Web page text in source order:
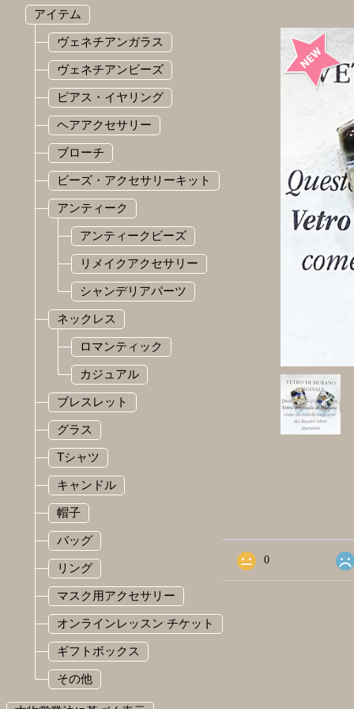
アイテム
ヴェネチアンガラス
ヴェネチアンビーズ
ピアス・イヤリング
ヘアアクセサリー
ブローチ
ビーズ・アクセサリーキット
アンティーク
アンティークビーズ
リメイクアクセサリー
シャンデリアパーツ
ネックレス
ロマンティック
カジュアル
ブレスレット
グラス
Tシャツ
キャンドル
帽子
バッグ
リング
マスク用アクセサリー
オンラインレッスン チケット
ギフトボックス
その他
ショップの評価
すべて 0